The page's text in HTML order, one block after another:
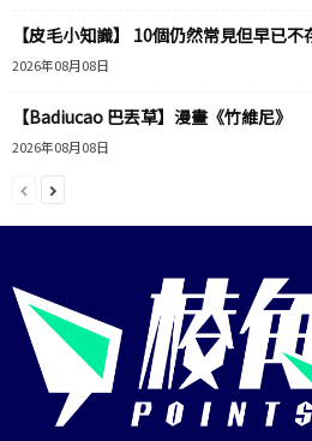
【皮毛小知識】 10個仍然常見但早已
2026年08月08日
【Badiucao 巴丟草】漫畫《竹維尼》
2026年08月08日